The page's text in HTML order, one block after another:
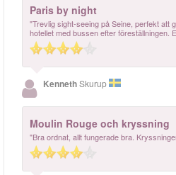
Paris by night
"Trevlig sight-seeing på Seine, perfekt att
hotellet med bussen efter föreställningen.
KennethSkurup
Moulin Rouge och kryssning
"Bra ordnat, allt fungerade bra.